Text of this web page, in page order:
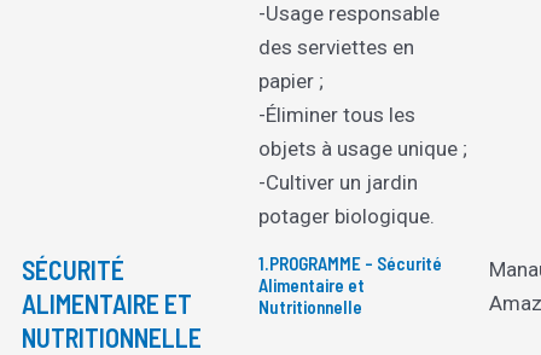
-Usage responsable
des serviettes en
papier ;
-Éliminer tous les
objets à usage unique ;
-Cultiver un jardin
potager biologique.
SÉCURITÉ
ALIMENTAIRE ET
NUTRITIONNELLE
1.PROGRAMME – Sécurité
Alimentaire et
Nutritionnelle